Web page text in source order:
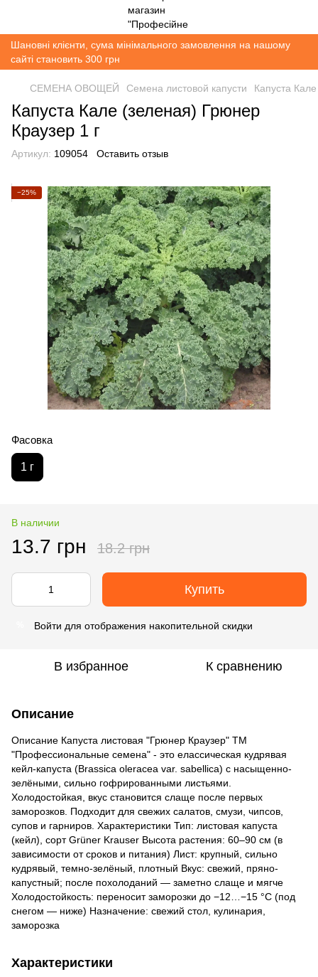
Шановні клієнти, сума мінімального замовлення на нашому
сайті становить 300 грн
СЕМЕНА ОВОЩЕЙ Семена листовой капусти Капуста
Капуста Кале (зеленая) Грюнер
Краузер 1 г
Артикул: 109054 Оставить отзыв
−25%
Фасовка
1 г
В наличии
13.7 грн 18.2 грн
Купить
Войти для отображения накопительной скидки
В избранное К сравнению
Описание
Описание Капуста листовая "Грюнер Краузер" ТМ
"Профессиональные семена" - это елассическая кудрявая
кейл-капуста (Brassica oleracea var. sabellica) с насыщенно-
зелёными, сильно гофрированными листьями.
Холодостойкая, вкус становится слаще после первых
заморозков. Подходит для свежих салатов, смузи, чипсов,
супов и гарниров. Характеристики Тип: листовая капуста
(кейл), сорт Grüner Krauser Высота растения: 60–90 см (в
зависимости от сроков и питания) Лист: крупный, сильно
кудрявый, темно-зелёный, плотный Вкус: свежий, пряно-
капустный; после похолоданий — заметно слаще и мягче
Холодостойкость: переносит заморозки до −12…−15 °C (под
снегом — ниже) Назначение: свежий стол, кулинария,
заморозка
Характеристики